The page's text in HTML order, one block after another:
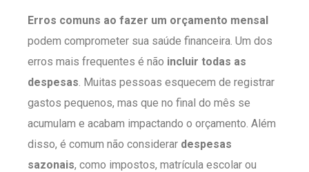
Erros comuns ao fazer um orçamento mensal
podem comprometer sua saúde financeira. Um dos
erros mais frequentes é não incluir todas as
despesas. Muitas pessoas esquecem de registrar
gastos pequenos, mas que no final do mês se
acumulam e acabam impactando o orçamento. Além
disso, é comum não considerar despesas
sazonais, como impostos, matrícula escolar ou